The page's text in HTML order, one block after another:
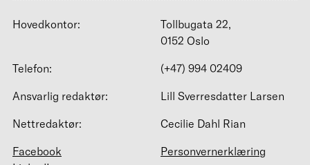
Hovedkontor:
Tollbugata 22,
0152 Oslo
Telefon:
(+47) 994 02409
Ansvarlig redaktør:
Lill Sverresdatter Larsen
Nettredaktør:
Cecilie Dahl Rian
Facebook
Personvernerklæring